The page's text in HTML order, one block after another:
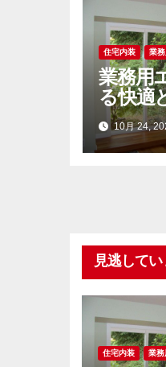
住宅内装 業
業務用
る快適
恵持続
空調戦
10月 24,
見逃して
住宅内装 業務